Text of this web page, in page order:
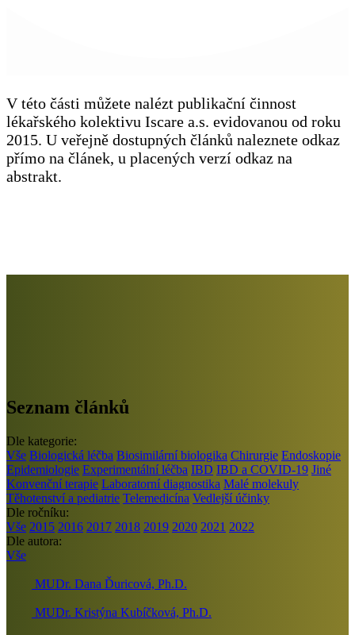
V této části můžete nalézt publikační činnost
lékařského kolektivu Iscare a.s. evidovanou od roku
2015. U veřejně dostupných článků naleznete odkaz
přímo na článek, u placených verzí odkaz na
abstrakt.
Seznam článků
Dle kategorie:
Vše Biologická léčba Biosimilární biologika Chirurgie Endoskopie
Epidemiologie Experimentální léčba IBD IBD a COVID-19 Jiné
Konvenční terapie Laboratorní diagnostika Malé molekuly
Těhotenství a pediatrie Telemedicína Vedlejší účinky
Dle ročníku:
Vše 2015 2016 2017 2018 2019 2020 2021 2022
Dle autora:
Vše
MUDr. Dana Ďuricová, Ph.D.
MUDr. Kristýna Kubíčková, Ph.D.